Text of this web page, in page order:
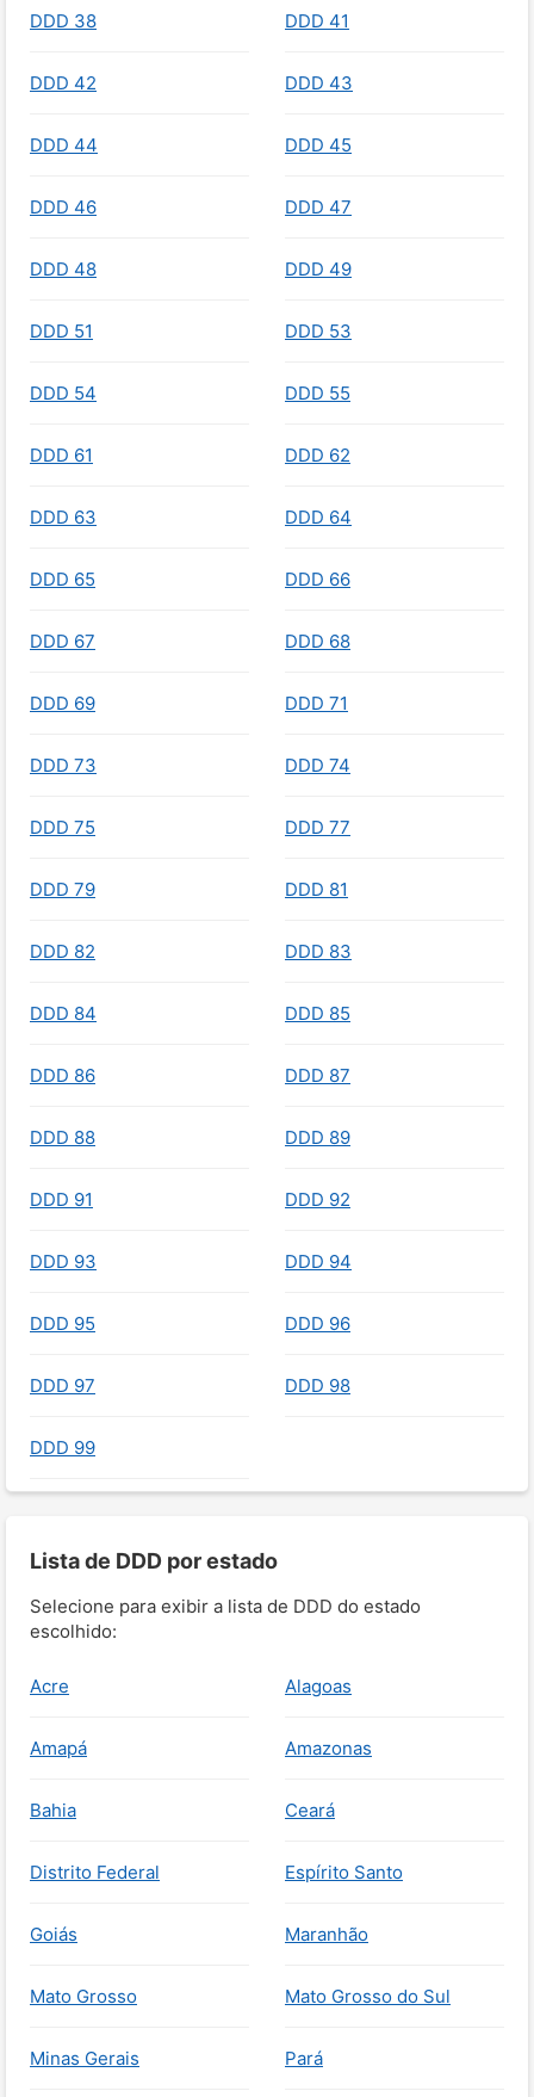
DDD 38 DDD 41
DDD 42 DDD 43
DDD 44 DDD 45
DDD 46 DDD 47
DDD 48 DDD 49
DDD 51 DDD 53
DDD 54 DDD 55
DDD 61 DDD 62
DDD 63 DDD 64
DDD 65 DDD 66
DDD 67 DDD 68
DDD 69 DDD 71
DDD 73 DDD 74
DDD 75 DDD 77
DDD 79 DDD 81
DDD 82 DDD 83
DDD 84 DDD 85
DDD 86 DDD 87
DDD 88 DDD 89
DDD 91 DDD 92
DDD 93 DDD 94
DDD 95 DDD 96
DDD 97 DDD 98
DDD 99
Lista de DDD por estado
Selecione para exibir a lista de DDD do estado
escolhido:
Acre Alagoas
Amapá Amazonas
Bahia Ceará
Distrito Federal Espírito Santo
Goiás Maranhão
Mato Grosso Mato Grosso do Sul
Minas Gerais Pará